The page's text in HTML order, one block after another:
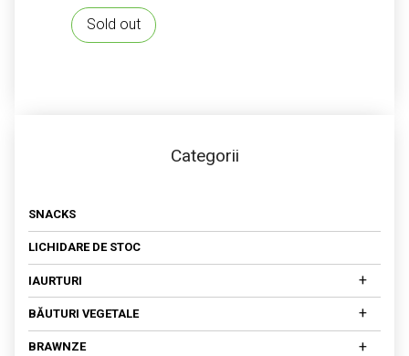
fost:
19,31 lei.
Sold out
Categorii
SNACKS
LICHIDARE DE STOC
IAURTURI
IAURTURI DIN LAPTE DE COCOS
IAURTURI DIN NUCI CAJU
+
BĂUTURI VEGETALE +
BRAWNZE +